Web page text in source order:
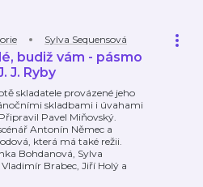
Sylva Sequensová
budiž vám - pásmo
J. Ryby
skladatele provázené jeho
skladbami i úvahami
Pavel Miňovský.
Antonín Němec a
která má také režii.
Bohdanová, Sylva
Vladimír Brabec, Jiří Holý a